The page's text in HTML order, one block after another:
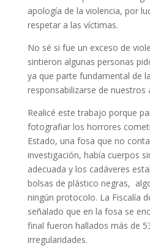
apología de la violencia, por
respetar a las víctimas.
No sé si fue un exceso de
sintieron algunas personas
ya que parte fundamental de
responsabilizarse de nuestros
Realicé este trabajo porque
fotografiar los horrores
Estado, una fosa que no
investigación, había cuerpos
adecuada y los cadáveres
bolsas de plástico negras,
ningún protocolo. La Fiscalía
señalado que en la fosa se
final fueron hallados más de
irregularidades.